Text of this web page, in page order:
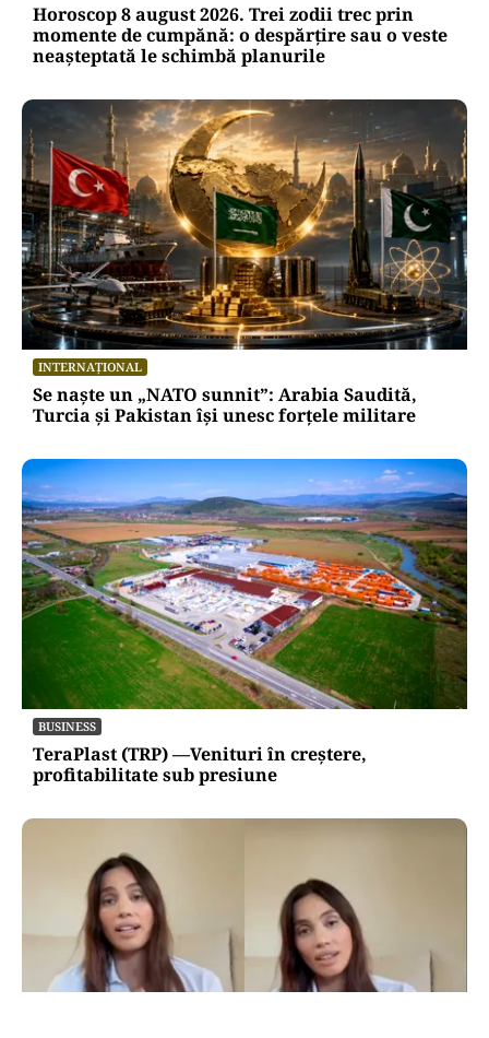
Horoscop 8 august 2026. Trei zodii trec prin
momente de cumpănă: o despărțire sau o veste
neașteptată le schimbă planurile
INTERNAȚIONAL
Se naște un „NATO sunnit”: Arabia Saudită,
Turcia și Pakistan își unesc forțele militare
BUSINESS
TeraPlast (TRP) —Venituri în creștere,
profitabilitate sub presiune